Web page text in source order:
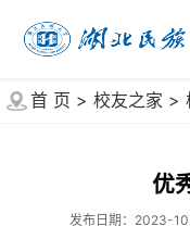
首 页 > 校友之家 >
优
发布日期：2023-